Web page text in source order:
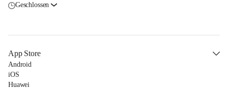
Geschlossen
App Store
Android
iOS
Huawei